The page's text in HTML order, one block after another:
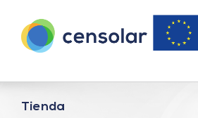
contenido
Tienda